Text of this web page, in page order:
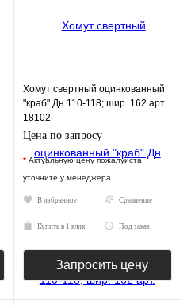
Хомут свертный оцинкованный
"краб" Дн 110-118; шир. 162 арт.
18102
Цена по запросу
* Актуальную цену пожалуйста
уточните у менеджера
В избранное Сравнение
Купить в 1 клик Под заказ
Запросить цену